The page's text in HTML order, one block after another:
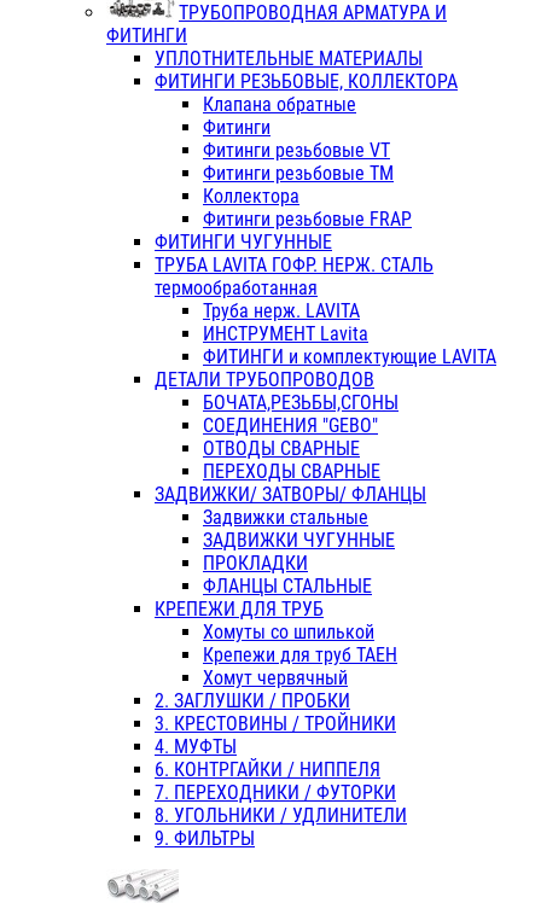
ТРУБОПРОВОДНАЯ АРМАТУРА И
ФИТИНГИ
УПЛОТНИТЕЛЬНЫЕ МАТЕРИАЛЫ
ФИТИНГИ РЕЗЬБОВЫЕ, КОЛЛЕКТОРА
Клапана обратные
Фитинги
Фитинги резьбовые VT
Фитинги резьбовые ТМ
Коллектора
Фитинги резьбовые FRAP
ФИТИНГИ ЧУГУННЫЕ
ТРУБА LAVITA ГОФР. НЕРЖ. СТАЛЬ
термообработанная
Труба нерж. LAVITA
ИНСТРУМЕНТ Lavita
ФИТИНГИ и комплектующие LAVITA
ДЕТАЛИ ТРУБОПРОВОДОВ
БОЧАТА,РЕЗЬБЫ,СГОНЫ
СОЕДИНЕНИЯ "GEBO"
ОТВОДЫ СВАРНЫЕ
ПЕРЕХОДЫ СВАРНЫЕ
ЗАДВИЖКИ/ ЗАТВОРЫ/ ФЛАНЦЫ
Задвижки стальные
ЗАДВИЖКИ ЧУГУННЫЕ
ПРОКЛАДКИ
ФЛАНЦЫ СТАЛЬНЫЕ
КРЕПЕЖИ ДЛЯ ТРУБ
Хомуты со шпилькой
Крепежи для труб ТАЕН
Хомут червячный
2. ЗАГЛУШКИ / ПРОБКИ
3. КРЕСТОВИНЫ / ТРОЙНИКИ
4. МУФТЫ
6. КОНТРГАЙКИ / НИППЕЛЯ
7. ПЕРЕХОДНИКИ / ФУТОРКИ
8. УГОЛЬНИКИ / УДЛИНИТЕЛИ
9. ФИЛЬТРЫ